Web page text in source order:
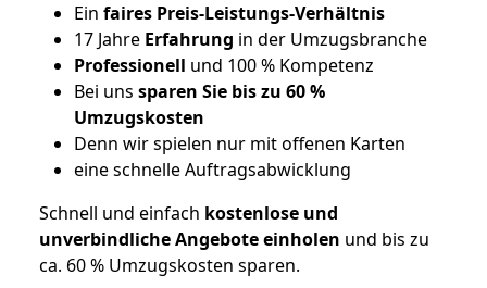
Ein faires Preis-Leistungs-Verhältnis
17 Jahre Erfahrung in der Umzugsbranche
Professionell und 100 % Kompetenz
Bei uns sparen Sie bis zu 60 %
Umzugskosten
Denn wir spielen nur mit offenen Karten
eine schnelle Auftragsabwicklung
Schnell und einfach kostenlose und
unverbindliche Angebote einholen und bis zu
ca. 60 % Umzugskosten sparen.